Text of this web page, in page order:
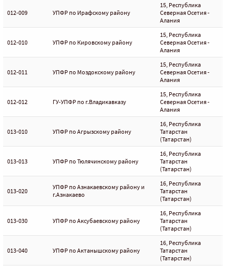
012-009 УПФР по Ирафскому району
15, Республика
Северная Осетия -
Алания
012-010 УПФР по Кировскому району
15, Республика
Северная Осетия -
Алания
012-011 УПФР по Моздокскому району
15, Республика
Северная Осетия -
Алания
012-012 ГУ-УПФР по г.Владикавказу
15, Республика
Северная Осетия -
Алания
013-010 УПФР по Агрызскому району
16, Республика
Татарстан
(Татарстан)
013-013 УПФР по Тюлячинскому району
16, Республика
Татарстан
(Татарстан)
013-020
УПФР по Азнакаевскому району и
г.Азнакаево
16, Республика
Татарстан
(Татарстан)
013-030 УПФР по Аксубаевскому району
16, Республика
Татарстан
(Татарстан)
013-040 УПФР по Актанышскому району
16, Республика
Татарстан
(Татарстан)